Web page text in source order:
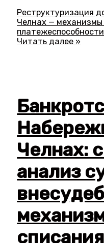
Реструктуризация
Челнах — механизмы
Читать далее »
Челнах:
анализ